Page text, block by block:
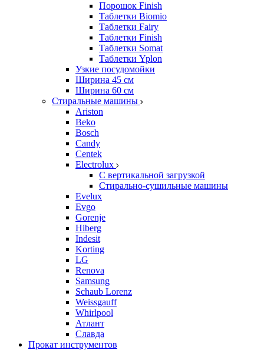
Порошок Finish
Таблетки Biomio
Таблетки Fairy
Таблетки Finish
Таблетки Somat
Таблетки Yplon
Узкие посудомойки
Ширина 45 см
Ширина 60 см
Стиральные машины
Ariston
Beko
Bosch
Candy
Centek
Electrolux
С вертикальной загрузкой
Стирально-сушильные машины
Evelux
Evgo
Gorenje
Hiberg
Indesit
Korting
LG
Renova
Samsung
Schaub Lorenz
Weissgauff
Whirlpool
Атлант
Славда
Прокат инструментов